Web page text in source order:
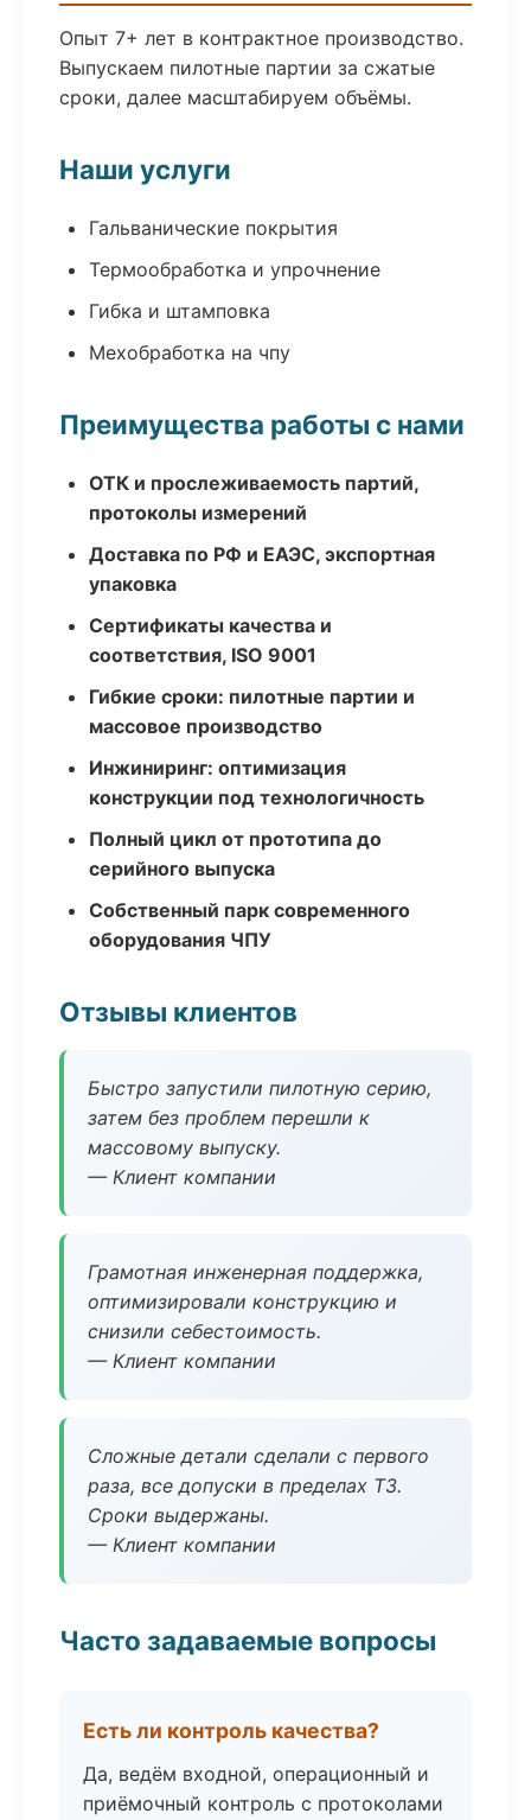
Опыт 7+ лет в контрактное производство.
Выпускаем пилотные партии за сжатые
сроки, далее масштабируем объёмы.
Наши услуги
Гальванические покрытия
Термообработка и упрочнение
Гибка и штамповка
Мехобработка на чпу
Преимущества работы с нами
ОТК и прослеживаемость партий,
протоколы измерений
Доставка по РФ и ЕАЭС, экспортная
упаковка
Сертификаты качества и
соответствия, ISO 9001
Гибкие сроки: пилотные партии и
массовое производство
Инжиниринг: оптимизация
конструкции под технологичность
Полный цикл от прототипа до
серийного выпуска
Собственный парк современного
оборудования ЧПУ
Отзывы клиентов
Быстро запустили пилотную серию,
затем без проблем перешли к
массовому выпуску.
— Клиент компании
Грамотная инженерная поддержка,
оптимизировали конструкцию и
снизили себестоимость.
— Клиент компании
Сложные детали сделали с первого
раза, все допуски в пределах ТЗ.
Сроки выдержаны.
— Клиент компании
Часто задаваемые вопросы
Есть ли контроль качества?
Да, ведём входной, операционный и
приёмочный контроль с протоколами